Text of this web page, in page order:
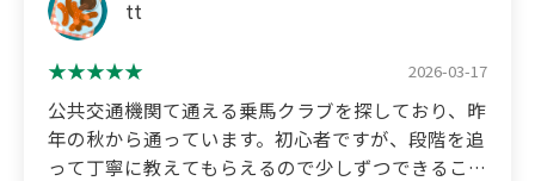
tt
2026-03-17
公共交通機関て通える乗馬クラブを探しており、昨
年の秋から通っています。初心者ですが、段階を追
って丁寧に教えてもらえるので少しずつできること